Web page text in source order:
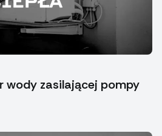
wody zasilającej pompy